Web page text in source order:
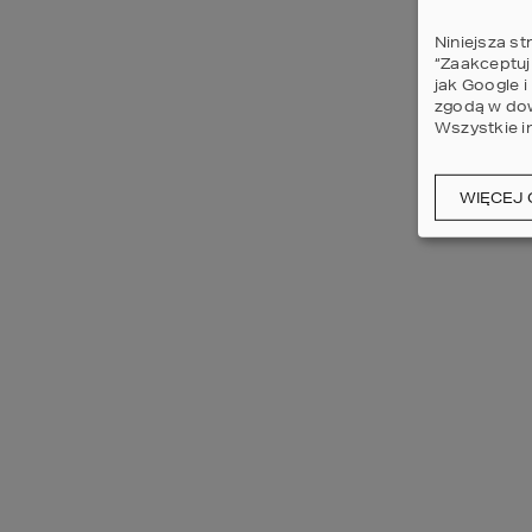
Niniejsza
jak Google
zgodą w
Wszystkie
WIĘCEJ